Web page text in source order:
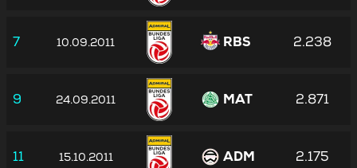
7 10.09.2011 RBS 2.238
9 24.09.2011 MAT 2.871
11 15.10.2011 ADM 2.175